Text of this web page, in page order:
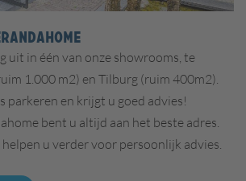
uit in één van onze showrooms, te
1.000 m2) en Tilburg (ruim 400m2).
parkeren en krijgt u goed advies!
bent u altijd aan het beste adres.
u verder voor persoonlijk advies.